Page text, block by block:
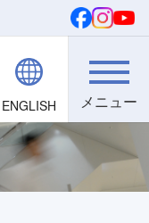
ご寄付
ENGLISH 検索
院内職員向け
文字・背景